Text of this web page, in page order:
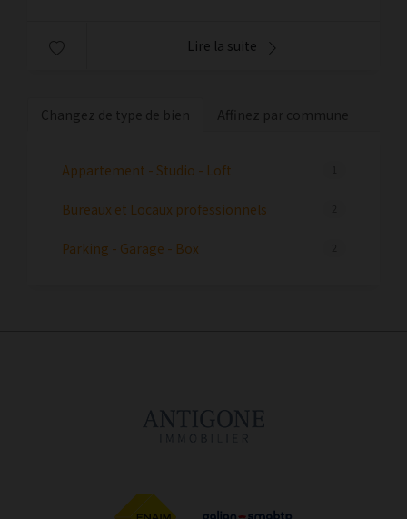
Lire la suite
Changez de type de bien Affinez par commune
Appartement - Studio - Loft
Bureaux et Locaux professionnels
Parking - Garage - Box